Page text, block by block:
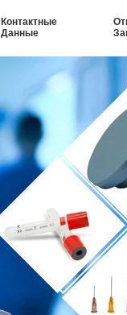
Контактные
Данные